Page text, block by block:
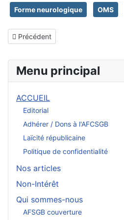
Forme neurologique OMS
Article précédent : Editorial AFSCGB
Précédent
Menu principal
ACCUEIL
Editorial
Adhérer / Dons à l'AFCSGB
Laïcité républicaine
Politique de confidentialité
Nos articles
Non-Intérêt
Qui sommes-nous
AFSGB couverture